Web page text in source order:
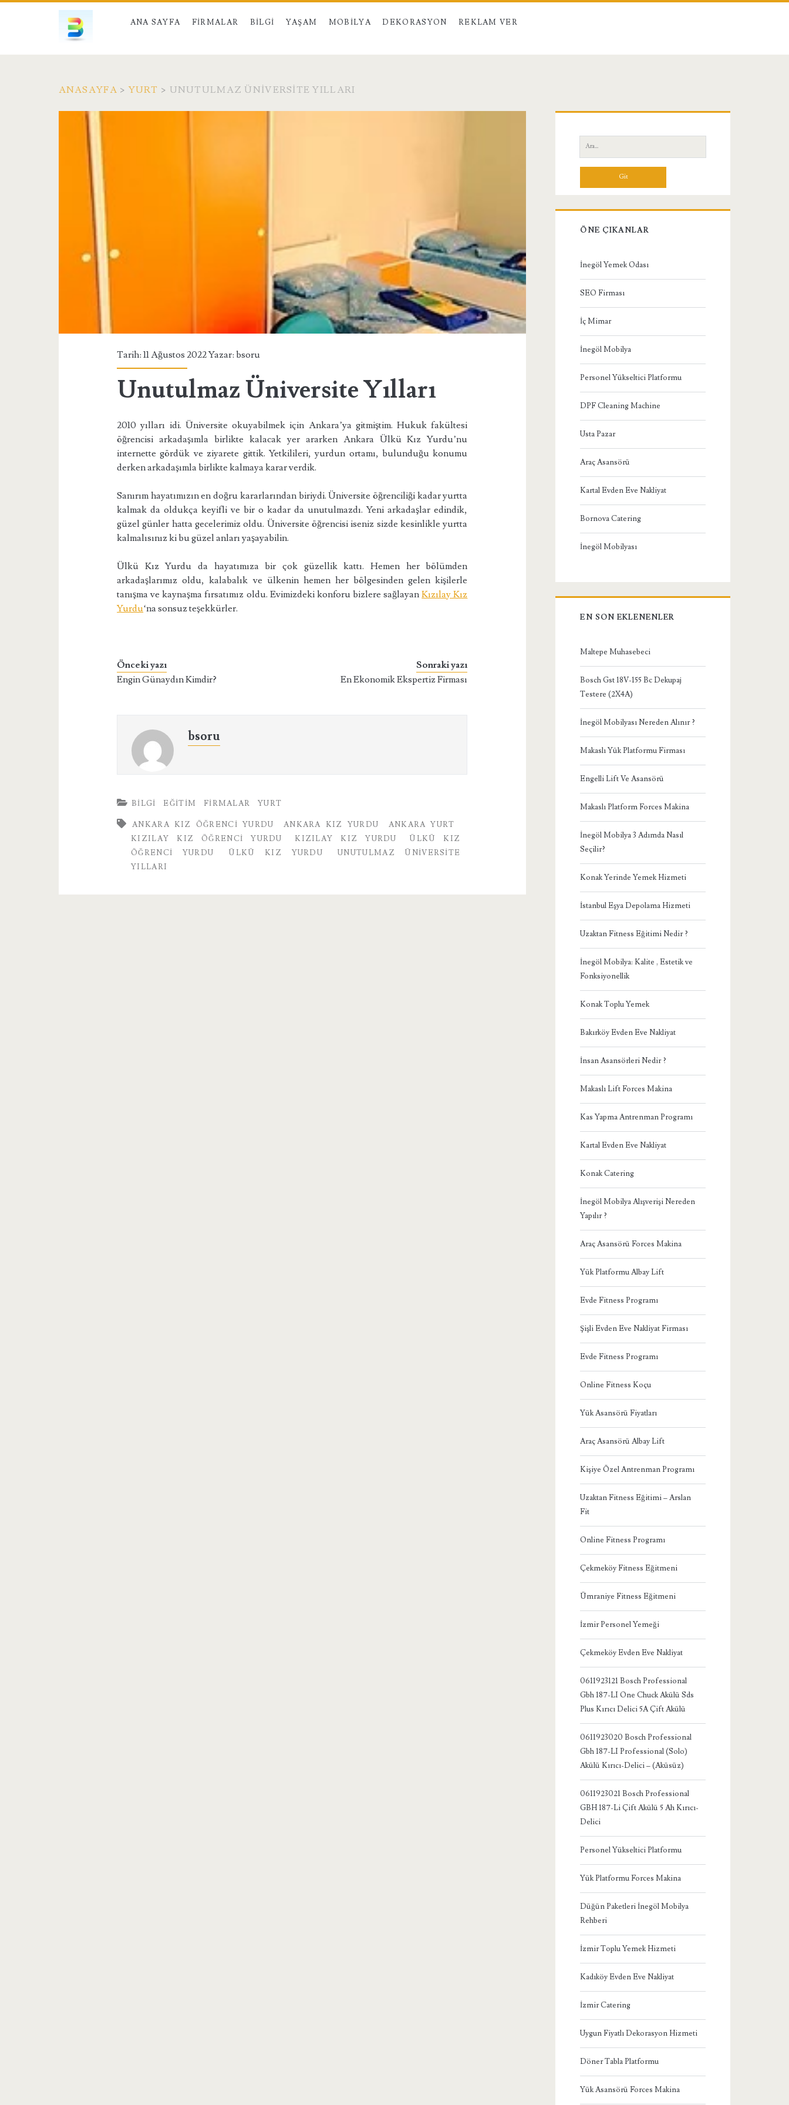
ANA SAYFA FIRMALAR BILGI YAŞAM MOBILYA DEKORASYON REKLAM VER
ANASAYFA >YURT > UNUTULMAZ ÜNIVERSITE YILLARI
Tarih: 11 Ağustos 2022 Yazar:bsoru
Unutulmaz Üniversite Yılları
2010 yılları idi. Üniversite okuyabilmek için Ankara’ya gitmiştim. Hukuk fakültesi
öğrencisi arkadaşımla birlikte kalacak yer ararken Ankara Ülkü Kız Yurdu’nu
internette gördük ve ziyarete gittik. Yetkilileri, yurdun ortamı, bulunduğu konumu
derken arkadaşımla birlikte kalmaya karar verdik.
Sanırım hayatımızın en doğru kararlarından biriydi. Üniversite öğrenciliği kadar yurtta
kalmak da oldukça keyifli ve bir o kadar da unutulmazdı. Yeni arkadaşlar edindik,
güzel günler hatta gecelerimiz oldu. Üniversite öğrencisi iseniz sizde kesinlikle yurtta
kalmalısınız ki bu güzel anları yaşayabilin.
Ülkü Kız Yurdu da hayatımıza bir çok güzellik kattı. Hemen her bölümden
arkadaşlarımız oldu, kalabalık ve ülkenin hemen her bölgesinden gelen kişilerle
tanışma ve kaynaşma fırsatımız oldu. Evimizdeki konforu bizlere sağlayanKızılay Kız
Yurdu‘na sonsuz teşekkürler.
Önceki yazı
Engin Günaydın Kimdir?
Sonraki yazı
En Ekonomik Ekspertiz Firması
bsoru
BILGI EĞITIM FIRMALAR YURT
ANKARA KIZ ÖĞRENCI YURDU ANKARA KIZ YURDU
ANKARA YURT
KIZILAY KIZ ÖĞRENCI YURDU
KIZILAY KIZ YURDU
ÜLKÜ KIZ
ÖĞRENCI YURDU
ÜLKÜ KIZ YURDU
UNUTULMAZ ÜNIVERSITE
YILLARI
Yan
Menü
Ara:
ÖNE ÇIKANLAR
İnegöl Yemek Odası
SEO Firması
İç Mimar
İnegöl Mobilya
Personel Yükseltici Platformu
DPF Cleaning Machine
Usta Pazar
Araç Asansörü
Kartal Evden Eve Nakliyat
Bornova Catering
İnegöl Mobilyası
EN SON EKLENENLER
Maltepe Muhasebeci
Bosch Gst 18V-155 Bc Dekupaj
Testere (2X4A)
İnegöl Mobilyası Nereden Alınır ?
Makaslı Yük Platformu Firması
Engelli Lift Ve Asansörü
Makaslı Platform Forces Makina
İnegöl Mobilya 3 Adımda Nasıl
Seçilir?
Konak Yerinde Yemek Hizmeti
İstanbul Eşya Depolama Hizmeti
Uzaktan Fitness Eğitimi Nedir ?
İnegöl Mobilya: Kalite , Estetik ve
Fonksiyonellik
Konak Toplu Yemek
Bakırköy Evden Eve Nakliyat
İnsan Asansörleri Nedir ?
Makaslı Lift Forces Makina
Kas Yapma Antrenman Programı
Kartal Evden Eve Nakliyat
Konak Catering
İnegöl Mobilya Alışverişi Nereden
Yapılır ?
Araç Asansörü Forces Makina
Yük Platformu Albay Lift
Evde Fitness Programı
Şişli Evden Eve Nakliyat Firması
Evde Fitness Programı
Online Fitness Koçu
Yük Asansörü Fiyatları
Araç Asansörü Albay Lift
Kişiye Özel Antrenman Programı
Uzaktan Fitness Eğitimi – Arslan
Fit
Online Fitness Programı
Çekmeköy Fitness Eğitmeni
Ümraniye Fitness Eğitmeni
İzmir Personel Yemeği
Çekmeköy Evden Eve Nakliyat
0611923121 Bosch Professional
Gbh 187-LI One Chuck Akülü Sds
Plus Kırıcı Delici 5A Çift Akülü
0611923020 Bosch Professional
Gbh 187-LI Professional (Solo)
Akülü Kırıcı-Delici – (Aküsüz)
0611923021 Bosch Professional
GBH 187-Li Çift Akülü 5 Ah Kırıcı-
Delici
Personel Yükseltici Platformu
Yük Platformu Forces Makina
Düğün Paketleri İnegöl Mobilya
Rehberi
İzmir Toplu Yemek Hizmeti
Kadıköy Evden Eve Nakliyat
İzmir Catering
Uygun Fiyatlı Dekorasyon Hizmeti
Döner Tabla Platformu
Yük Asansörü Forces Makina